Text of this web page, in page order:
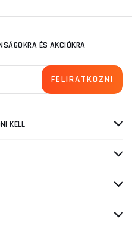
ÉS AKCIÓKRA
KELL